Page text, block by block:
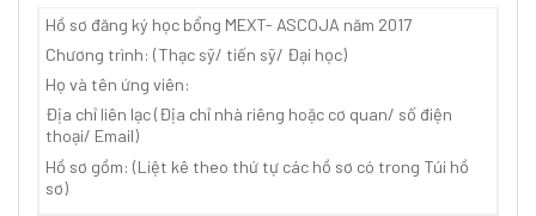
Hồ sơ đăng ký học bổng MEXT- ASCOJA năm 2017
Chương trình: (Thạc sỹ/ tiến sỹ/ Đại học)
Họ và tên ứng viên:
Địa chỉ liên lạc (Địa chỉ nhà riêng hoặc cơ quan/ số điện
thoại/ Email)
Hồ sơ gồm: (Liệt kê theo thứ tự các hồ sơ có trong Túi hồ
sơ)